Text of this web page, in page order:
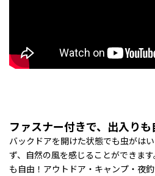
ファスナー付きで、出入りも
バックドアを開けた状態でも虫がは
ず、自然の風を感じることができま
も自由！アウトドア・キャンプ・夜